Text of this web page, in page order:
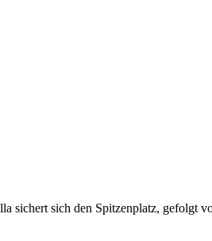
sichert sich den Spitzenplatz, gefolgt